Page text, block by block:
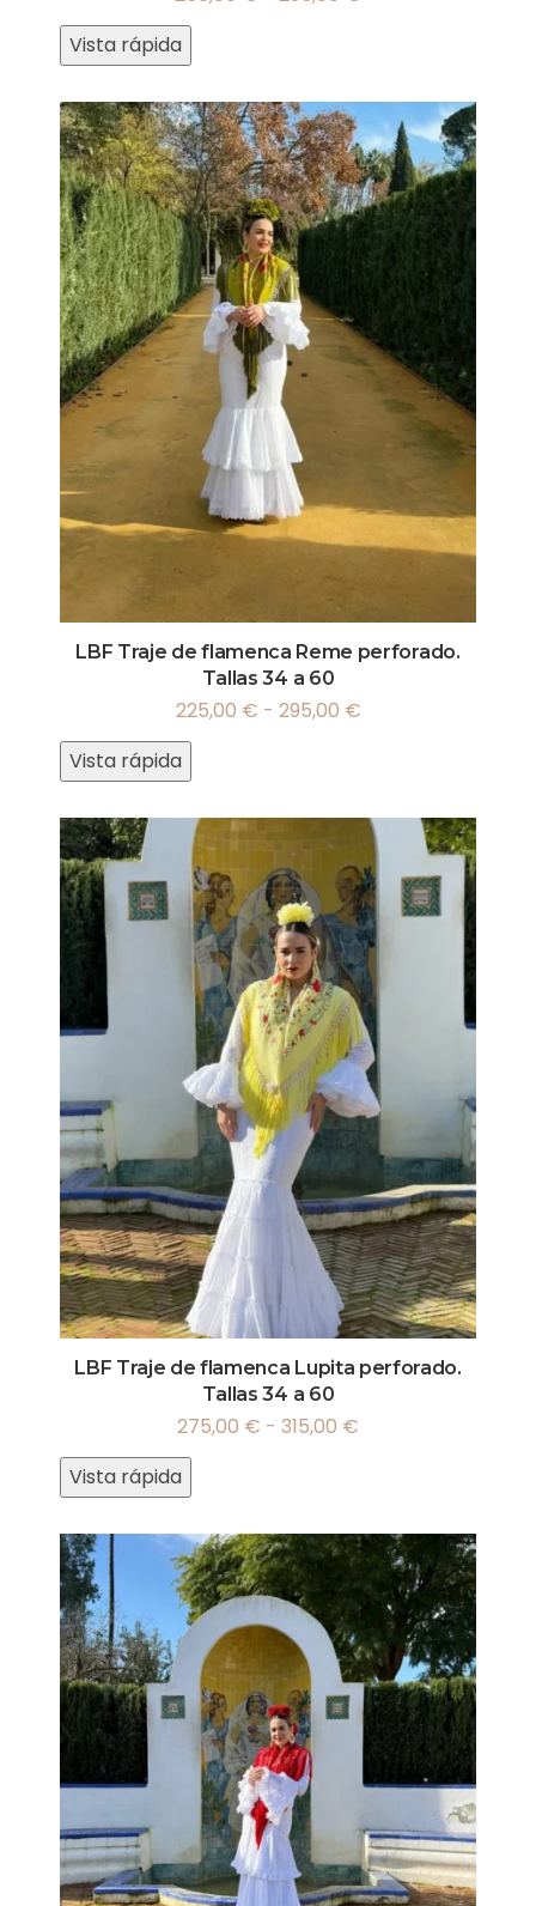
Vista rápida
LBF Traje de flamenca Reme perforado.
Tallas 34 a 60
225,00 € - 295,00 €
Vista rápida
LBF Traje de flamenca Lupita perforado.
Tallas 34 a 60
275,00 € - 315,00 €
Vista rápida